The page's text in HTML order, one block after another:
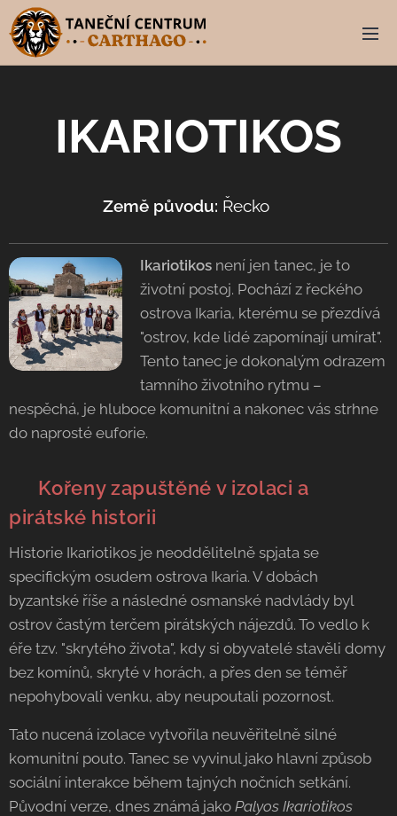
IKARIOTIKOS
Země původu: Řecko 🇬🇷
Ikariotikosnení jen tanec, je to
životní postoj. Pochází z řeckého
ostrova Ikaria, kterému se přezdívá
"ostrov, kde lidé zapomínají umírat".
Tento tanec je dokonalým odrazem
tamního životního rytmu –
nespěchá, je hluboce komunitní a nakonec vás strhne
do naprosté euforie.
🌊 Kořeny zapuštěné v izolaci a
pirátské historii
Historie Ikariotikos je neoddělitelně spjata se
specifickým osudem ostrova Ikaria. V dobách
byzantské říše a následné osmanské nadvlády byl
ostrov častým terčem pirátských nájezdů. To vedlo k
éře tzv. "skrytého života", kdy si obyvatelé stavěli domy
bez komínů, skryté v horách, a přes den se téměř
nepohybovali venku, aby neupoutali pozornost.
Tato nucená izolace vytvořila neuvěřitelně silné
komunitní pouto. Tanec se vyvinul jako hlavní způsob
sociální interakce během tajných nočních setkání.
Původní verze, dnes známá jako Palyos Ikariotikos